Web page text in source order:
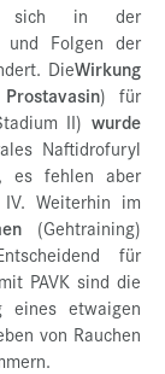
in der
und Folgen der
DieWirkung
Prostavasin) für
II)wurde
Naftidrofuryl
es fehlen aber
Weiterhin im
(Gehtraining)
für
PAVK sind die
eines etwaigen
von Rauchen